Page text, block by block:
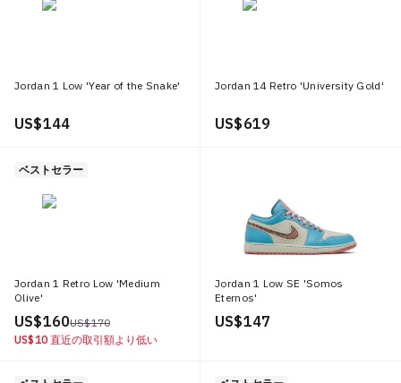
Jordan 1 Low 'Year of the Snake'
US$ 144
Jordan 14 Retro 'University Gold'
US$ 619
ベストセラー
Jordan 1 Retro Low 'Medium
Olive'
US$ 160US$ 170
US$ 10 直近の取引額より低い
Jordan 1 Low SE 'Somos
Eternos'
US$ 147